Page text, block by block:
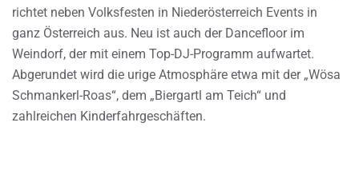
richtet neben Volksfesten in Niederösterreich Events in
ganz Österreich aus. Neu ist auch der Dancefloor im
Weindorf, der mit einem Top-DJ-Programm aufwartet.
Abgerundet wird die urige Atmosphäre etwa mit der „Wösa
Schmankerl-Roas“, dem „Biergartl am Teich“ und
zahlreichen Kinderfahrgeschäften.